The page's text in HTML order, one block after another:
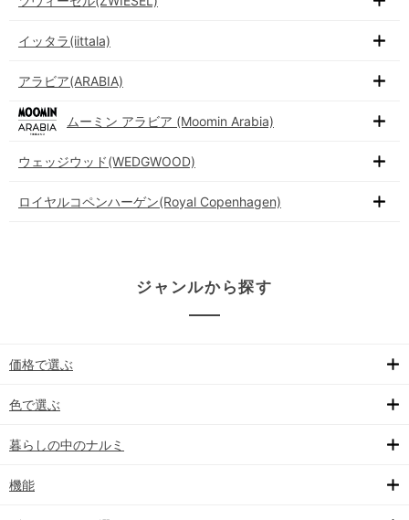
イッタラ(iittala)
アラビア(ARABIA)
ムーミン アラビア (Moomin Arabia)
ウェッジウッド(WEDGWOOD)
ロイヤルコペンハーゲン(Royal Copenhagen)
ジャンルから探す
価格で選ぶ
色で選ぶ
暮らしの中のナルミ
機能